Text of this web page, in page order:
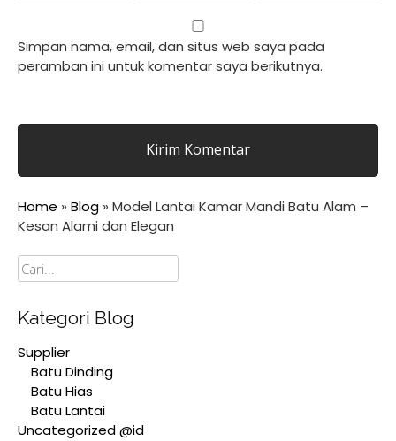
Simpan nama, email, dan situs web saya pada
peramban ini untuk komentar saya berikutnya.
Home » Blog » Model Lantai Kamar Mandi Batu Alam –
Kesan Alami dan Elegan
Cari
Kategori Blog
Supplier
Batu Dinding
Batu Hias
Batu Lantai
Uncategorized @id